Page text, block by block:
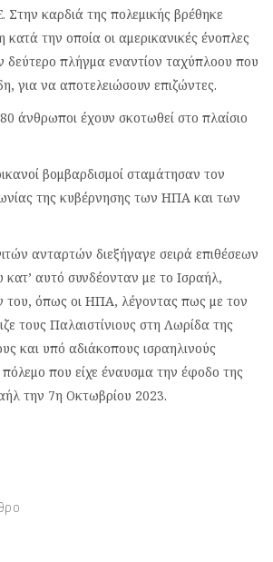
Στην καρδιά της πολεμικής βρέθηκε
κατά την οποία οι αμερικανικές ένοπλες
δεύτερο πλήγμα εναντίον ταχύπλοου που
για να αποτελειώσουν επιζώντες.
άνθρωποι έχουν σκοτωθεί στο πλαίσιο
βομβαρδισμοί σταμάτησαν τον
της κυβέρνησης των ΗΠΑ και των
ανταρτών διεξήγαγε σειρά επιθέσεων
αυτό συνδέονταν με το Ισραήλ,
του, όπως οι ΗΠΑ, λέγοντας πως με τον
τους Παλαιστίνιους στη Λωρίδα της
και υπό αδιάκοπους ισραηλινούς
που είχε έναυσμα την έφοδο της
την 7η Οκτωβρίου 2023.